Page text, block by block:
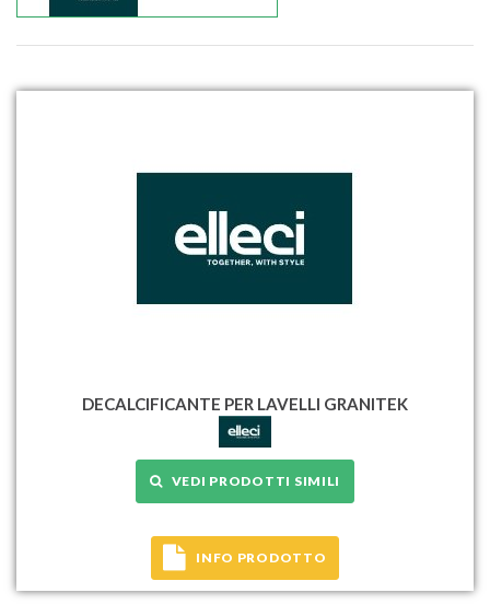
DECALCIFICANTE PER LAVELLI GRANITEK
VEDI PRODOTTI SIMILI
INFO PRODOTTO